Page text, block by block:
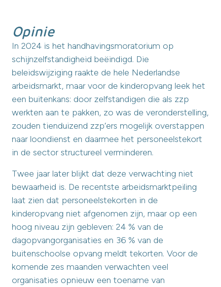
Opinie
In 2024 is het handhavingsmoratorium op
schijnzelfstandigheid beëindigd. Die
beleidswijziging raakte de hele Nederlandse
arbeidsmarkt, maar voor de kinderopvang leek het
een buitenkans: door zelfstandigen die als zzp
werkten aan te pakken, zo was de veronderstelling,
zouden tienduizend zzp’ers mogelijk overstappen
naar loondienst en daarmee het personeelstekort
in de sector structureel verminderen.
Twee jaar later blijkt dat deze verwachting niet
bewaarheid is. De recentste arbeidsmarktpeiling
laat zien dat personeelstekorten in de
kinderopvang niet afgenomen zijn, maar op een
hoog niveau zijn gebleven: 24 % van de
dagopvangorganisaties en 36 % van de
buitenschoolse opvang meldt tekorten. Voor de
komende zes maanden verwachten veel
organisaties opnieuw een toename van